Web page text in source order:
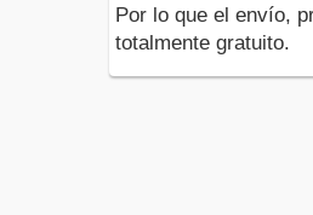
Por lo que el envío,
totalmente gratuito.